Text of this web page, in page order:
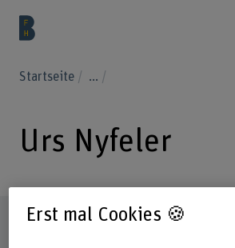
Startseite ...
Urs Nyfeler
Steckbrief
Erst mal Cookies 🍪